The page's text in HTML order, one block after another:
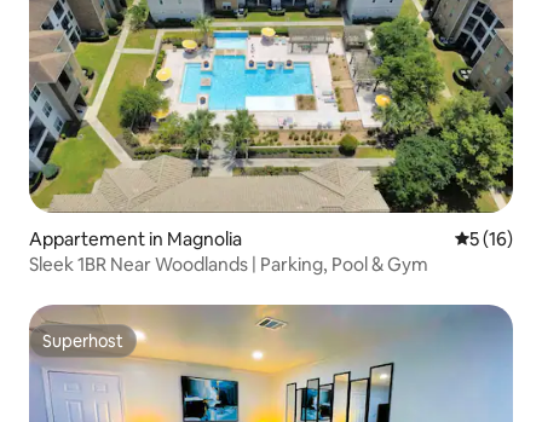
Appartement in Magnolia
5 (16)
Sleek 1BR Near Woodlands | Parking, Pool & Gym
Superhost
Superhost